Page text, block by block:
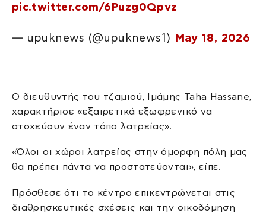
pic.twitter.com/6Puzg0Qpvz
— upuknews (@upuknews1) May 18, 2026
Ο διευθυντής του τζαμιού, Ιμάμης Taha Hassane,
χαρακτήρισε «εξαιρετικά εξωφρενικό να
στοχεύουν έναν τόπο λατρείας».
«Όλοι οι χώροι λατρείας στην όμορφη πόλη μας
θα πρέπει πάντα να προστατεύονται», είπε.
Πρόσθεσε ότι το κέντρο επικεντρώνεται στις
διαθρησκευτικές σχέσεις και την οικοδόμηση